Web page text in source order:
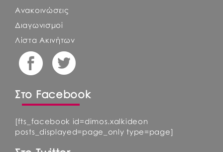
Ανακοινώσεις
Διαγωνισμοί
Λίστα Ακινήτων
Στο Facebook
[fts_facebook id=dimos.xalkideon
posts_displayed=page_only type=page]